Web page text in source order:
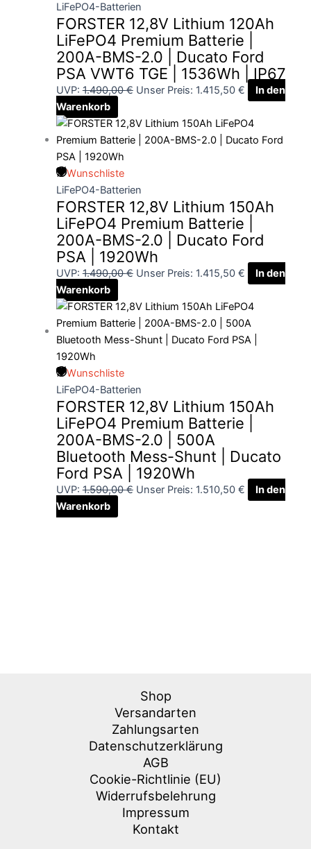
LiFePO4-Batterien
FORSTER 12,8V Lithium 120Ah
LiFePO4 Premium Batterie |
200A-BMS-2.0 | Ducato Ford
PSA VWT6 TGE | 1536Wh | IP67
UVP: 1.490,00€ Unser Preis: 1.415,50 €
In den
Warenkorb
Wunschliste
LiFePO4-Batterien
FORSTER 12,8V Lithium 150Ah
LiFePO4 Premium Batterie |
200A-BMS-2.0 | Ducato Ford
PSA | 1920Wh
UVP: 1.490,00€ Unser Preis: 1.415,50 €
In den
Warenkorb
Wunschliste
LiFePO4-Batterien
FORSTER 12,8V Lithium 150Ah
LiFePO4 Premium Batterie |
200A-BMS-2.0 | 500A
Bluetooth Mess-Shunt | Ducato
Ford PSA | 1920Wh
UVP: 1.590,00€ Unser Preis: 1.510,50 €
In den
Warenkorb
Shop
Versandarten
Zahlungsarten
Datenschutzerklärung
AGB
Cookie-Richtlinie (EU)
Widerrufsbelehrung
Impressum
Kontakt